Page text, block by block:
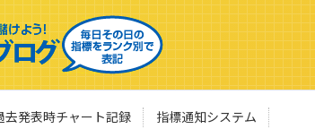
去発表時チャート記録 指標通知システム